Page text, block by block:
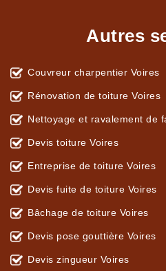
Autres
Couvreur charpentier Voires
Rénovation de toiture Voires
Nettoyage et ravalement de
Devis toiture Voires
Entreprise de toiture Voires
Devis fuite de toiture Voires
Bâchage de toiture Voires
Devis pose gouttière Voires
Devis zingueur Voires